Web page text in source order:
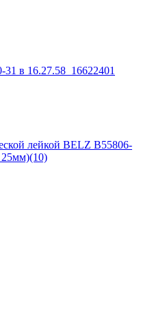
лейкой BELZ В55806-